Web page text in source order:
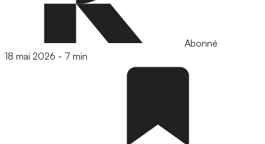
Abonné
18 mai 2026 - 7 min